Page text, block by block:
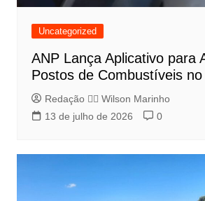
Uncategorized
ANP Lança Aplicativo para
Postos de Combustíveis no
Redação 👨‍⚖️​ Wilson Marinho
13 de julho de 2026
0